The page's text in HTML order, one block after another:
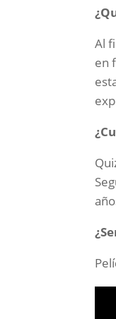
Al
en